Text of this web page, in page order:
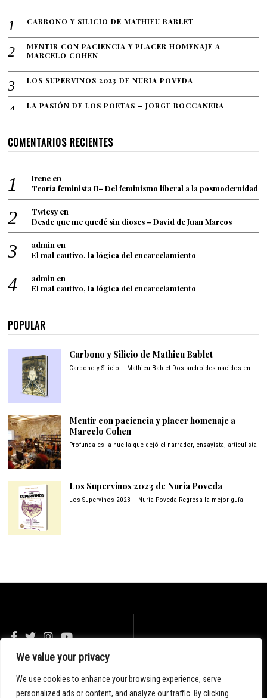
We value your privacy
We use cookies to enhance your browsing experience, serve
personalized ads or content, and analyze our traffic. By clicking
CARBONO Y SILICIO DE MATHIEU BABLET
MENTIR CON PACIENCIA Y PLACER HOMENAJE A
MARCELO COHEN
LOS SUPERVINOS 2023 DE NURIA POVEDA
LA PASIÓN DE LOS POETAS – JORGE BOCCANERA
COMENTARIOS RECIENTES
Irene en
Teoría feminista II– Del feminismo liberal a la posmodernidad
Twicsy en
Desde que me quedé sin dioses – David de Juan Marcos
admin en
El mal cautivo, la lógica del encarcelamiento
admin en
El mal cautivo, la lógica del encarcelamiento
POPULAR
Carbono y Silicio de Mathieu Bablet
Carbono y Silicio – Mathieu Bablet Dos androides nacidos en
Mentir con paciencia y placer homenaje a
Marcelo Cohen
Profunda es la huella que dejó el narrador, ensayista, articulista
Los Supervinos 2023 de Nuria Poveda
Los Supervinos 2023 – Nuria Poveda Regresa la mejor guía
© 2020 - Blog Malpaso